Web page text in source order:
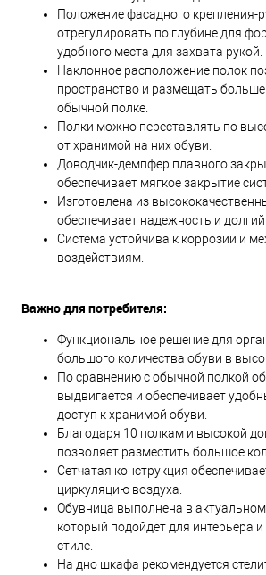
Положение фасадного крепления-
отрегулировать по глубине для
удобного места для захвата рукой.
Наклонное расположение полок
пространство и размещать
обычной полке.
Полки можно переставлять по
от хранимой на них обуви.
Доводчик-демпфер плавного
обеспечивает мягкое закрытие
Изготовлена из
обеспечивает надежность и
Система устойчива к коррозии и
воздействиям.
Важно для потребителя:
Функциональное решение для
большого количества обуви в
По сравнению с обычной полкой
выдвигается и обеспечивает
доступ к хранимой обуви.
Благодаря 10 полкам и высокой
позволяет разместить большое
Сетчатая конструкция
циркуляцию воздуха.
Обувница выполнена в актуальном
который подойдет для интерьера
стиле.
На дно шкафа рекомендуется